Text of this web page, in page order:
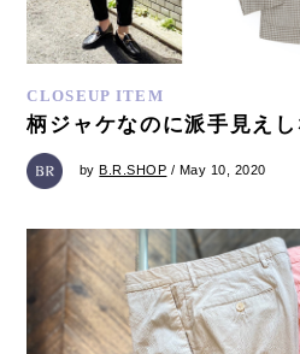
CLOSEUP ITEM
柄ジャケなのに派手見えし
by B.R.SHOP / May 10, 2020